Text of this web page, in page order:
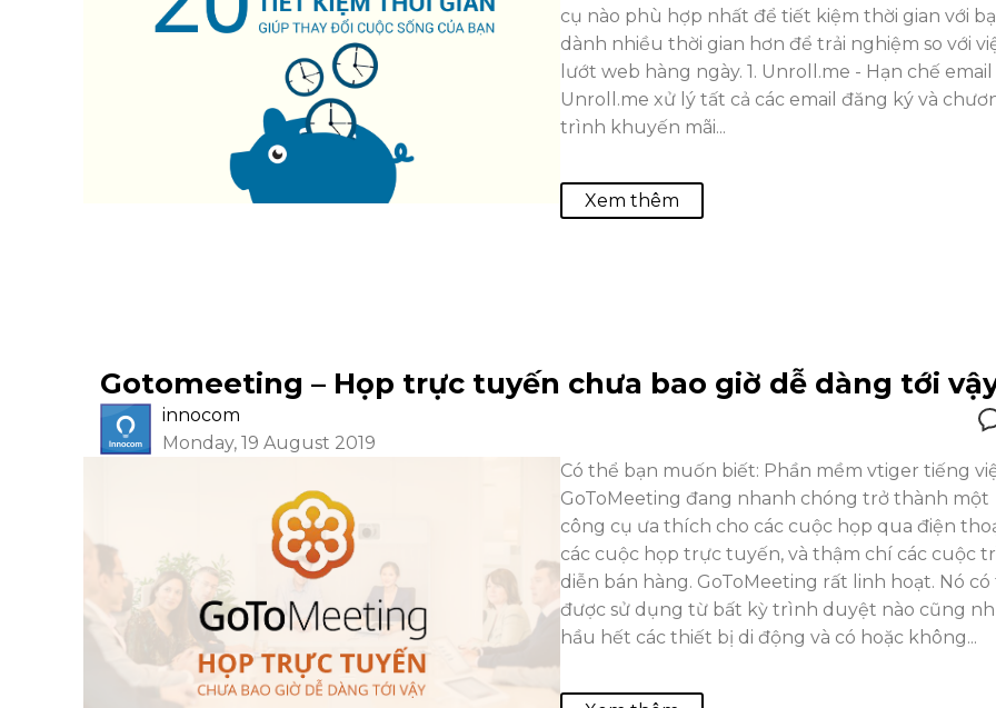
cụ nào phù hợp nhất để tiết kiệm thời gian với
dành nhiều thời gian hơn để trải nghiệm so với
lướt web hàng ngày. 1. Unroll.me - Hạn chế email
Unroll.me xử lý tất cả các email đăng ký và
trình khuyến mãi...
Xem thêm
Gotomeeting – Họp trực tuyến chưa bao giờ dễ dàng tới
innocom
Monday, 19 August 2019
Có thể bạn muốn biết: Phần mềm vtiger tiếng
GoToMeeting đang nhanh chóng trở thành một
công cụ ưa thích cho các cuộc họp qua điện
các cuộc họp trực tuyến, và thậm chí các cuộc
diễn bán hàng. GoToMeeting rất linh hoạt. Nó
được sử dụng từ bất kỳ trình duyệt nào cũng
hầu hết các thiết bị di động và có hoặc không...